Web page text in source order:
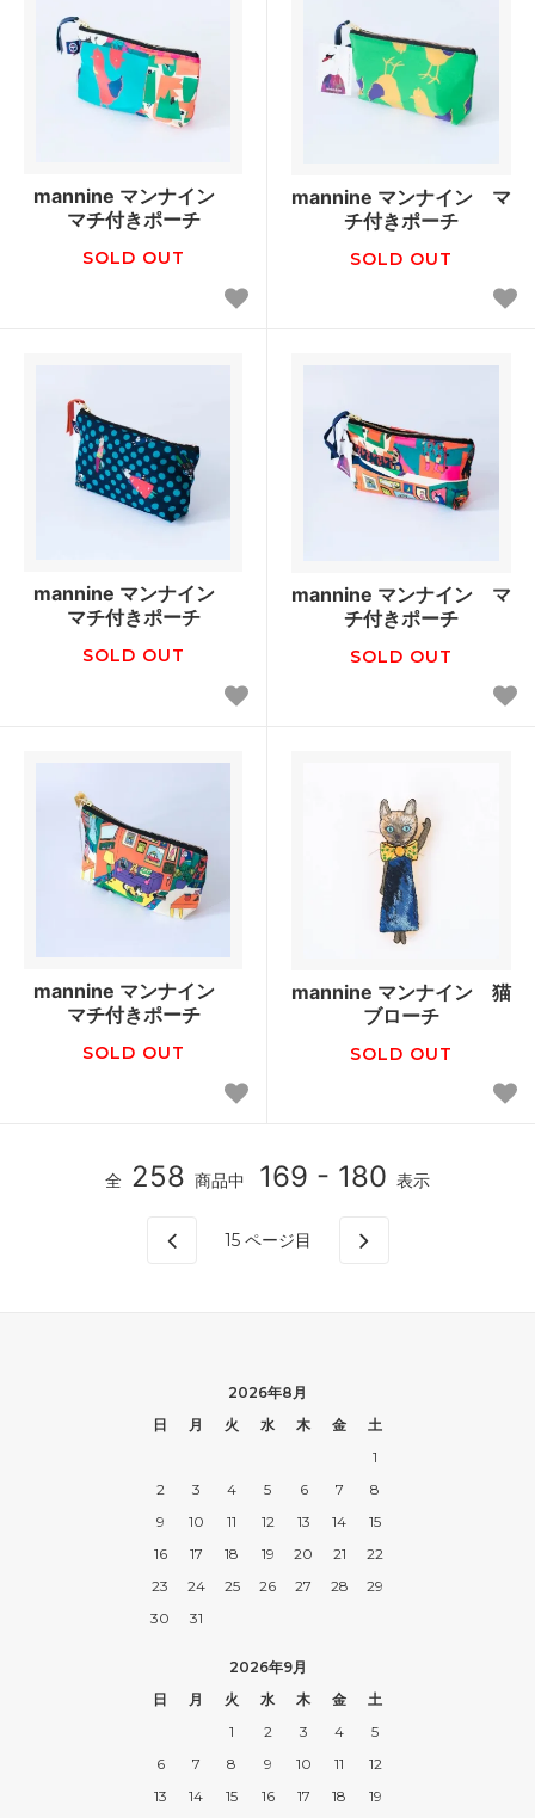
mannine マンナイン
マチ付きポーチ
SOLD OUT
mannine マンナイン マ
チ付きポーチ
SOLD OUT
mannine マンナイン
マチ付きポーチ
SOLD OUT
mannine マンナイン マ
チ付きポーチ
SOLD OUT
mannine マンナイン
マチ付きポーチ
SOLD OUT
mannine マンナイン 猫
ブローチ
SOLD OUT
全 258 商品中 169 - 180 表示
15 ページ目
2026年8月
日
月 火 水 木 金
土
1
2
3 4 5 6 7
8
9
10 11 12 13 14
15
16
17 18 19 20 21
22
23
24 25 26 27 28
29
30
31
2026年9月
日
月 火 水 木 金
土
1
2 3 4
5
6
7 8 9 10 11
12
13
14 15 16 17 18
19